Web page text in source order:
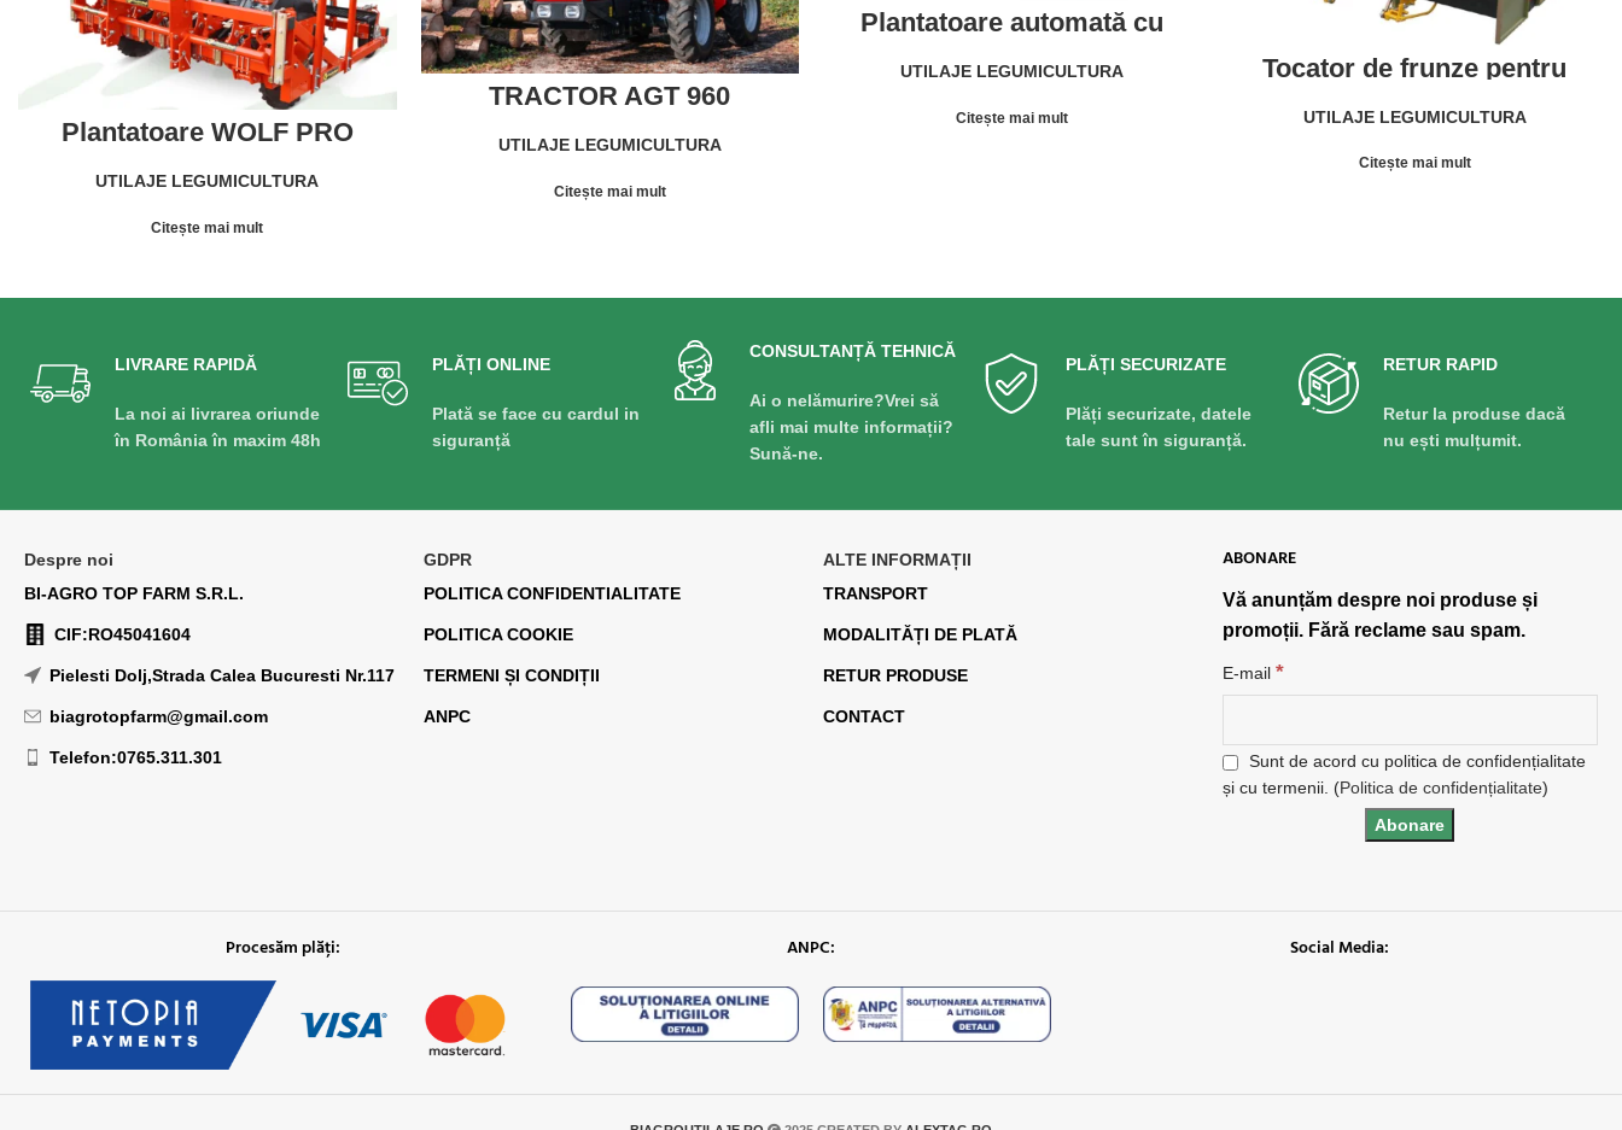
Plantatoare WOLF PRO
UTILAJE LEGUMICULTURA
Citește mai mult
TRACTOR AGT 960
UTILAJE LEGUMICULTURA
Citește mai mult
Plantatoare automată cu
performanță pentru cartofi
întregi IMAC PPA-BH
UTILAJE LEGUMICULTURA
Citește mai mult
Tocator de frunze pentru
ceapa – Evacuare a
frunzisului pe urma tractorului
IMAC TFC
UTILAJE LEGUMICULTURA
Citește mai mult
LIVRARE RAPIDĂ
La noi ai livrarea oriunde
în România în maxim 48h
PLĂȚI ONLINE
Plată se face cu cardul in
siguranță
CONSULTANȚĂ TEHNICĂ
Ai o nelămurire?Vrei să
afli mai multe informații?
Sună-ne.
PLĂȚI SECURIZATE
Plăți securizate, datele
tale sunt în siguranță.
RETUR RAPID
Retur la produse dacă
nu ești mulțumit.
Despre noi
BI-AGRO TOP FARM S.R.L.
CIF:RO45041604
Pielesti Dolj,Strada Calea Bucuresti Nr.117
biagrotopfarm@gmail.com
Telefon:0765.311.301
GDPR
POLITICA CONFIDENTIALITATE
POLITICA COOKIE
TERMENI ȘI CONDIȚII
ANPC
ALTE INFORMAȚII
TRANSPORT
MODALITĂȚI DE PLATĂ
RETUR PRODUSE
CONTACT
ABONARE
Vă anunțăm despre noi produse și
promoții. Fără reclame sau spam.
E-mail *
Sunt de acord cu politica de confidențialitate
și cu termenii. (Politica de confidențialitate)
Procesăm plăți: ANPC: Social Media: